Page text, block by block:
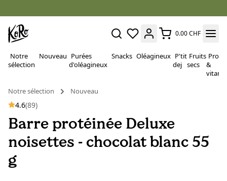
0.00 CHF
Notre
sélection
Nouveau Purées
d'oléagineux
Snacks Oléagineux P'tit
dej
Fruits
secs
&
Notre sélection
Nouveau
4.6(89)
Barre protéinée Deluxe
noisettes - chocolat blanc 55
g